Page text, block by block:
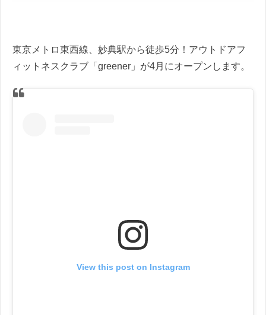
東京メトロ東西線、妙典駅から徒歩5分！アウトドアフ
ィットネスクラブ「greener」が4月にオープンします。
View this post on Instagram